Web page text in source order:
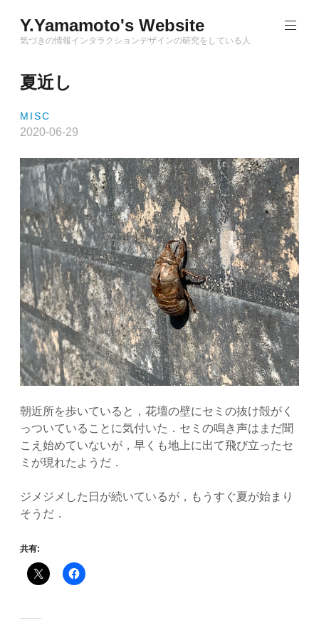
to
content
Y.Yamamoto's Website
気づきの情報インタラクションデザインの研究をしている人
夏近し
MISC
2020-06-29
朝近所を歩いていると，花壇の壁にセミの抜け殻がく
っついていることに気付いた．セミの鳴き声はまだ聞
こえ始めていないが，早くも地上に出て飛び立ったセ
ミが現れたようだ．
ジメジメした日が続いているが，もうすぐ夏が始まり
そうだ．
共有: